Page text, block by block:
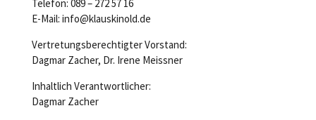
Telefon: 089 – 272 57 16
E-Mail: info@klauskinold.de
Vertretungsberechtigter Vorstand:
Dagmar Zacher, Dr. Irene Meissner
Inhaltlich Verantwortlicher:
Dagmar Zacher